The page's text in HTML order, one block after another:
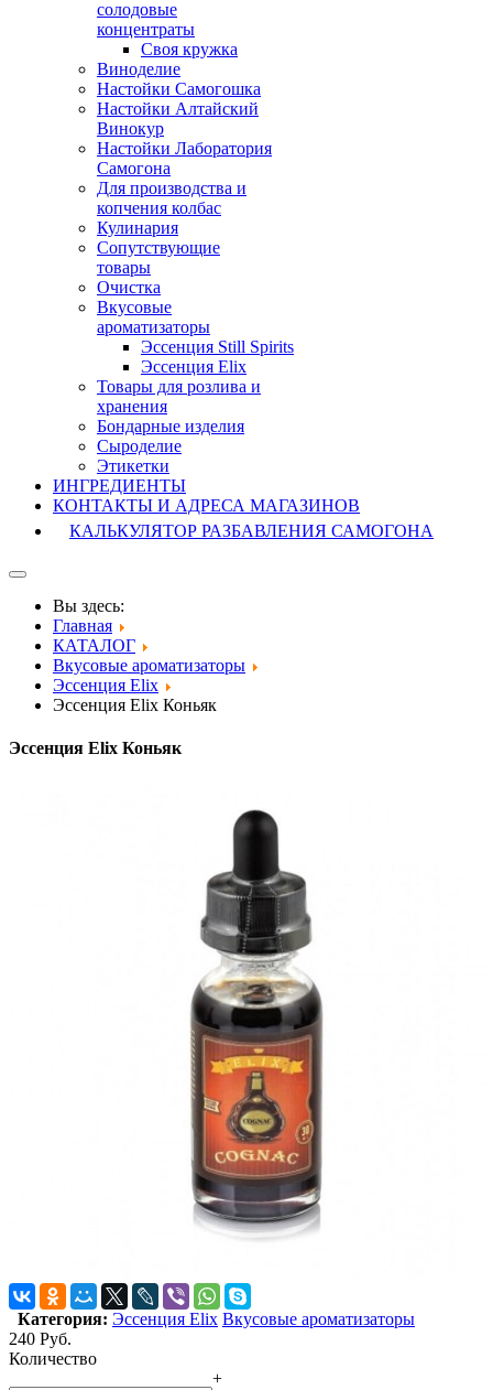
солодовые
концентраты
Своя кружка
Виноделие
Настойки Самогошка
Настойки Алтайский
Винокур
Настойки Лаборатория
Самогона
Для производства и
копчения колбас
Кулинария
Сопутствующие
товары
Очистка
Вкусовые
ароматизаторы
Эссенция Still Spirits
Эссенция Elix
Товары для розлива и
хранения
Бондарные изделия
Cыроделие
Этикетки
ИНГРЕДИЕНТЫ
КОНТАКТЫ И АДРЕСА МАГАЗИНОВ
КАЛЬКУЛЯТОР РАЗБАВЛЕНИЯ САМОГОНА
Вы здесь:
Главная
КАТАЛОГ
Вкусовые ароматизаторы
Эссенция Elix
Эссенция Elix Коньяк
Эссенция Elix Коньяк
Категория: Эссенция Elix Вкусовые ароматизаторы
240 Руб.
Количество
+